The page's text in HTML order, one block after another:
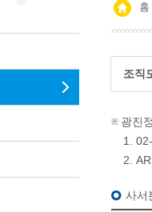
홈
조직
광진
사서